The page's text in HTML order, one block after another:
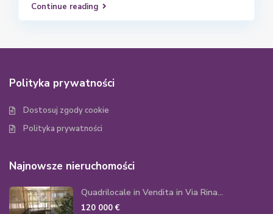
Continue reading
Polityka prywatności
Dostosuj zgody cookie
Polityka prywatności
Najnowsze nieruchomości
Quadrilocale in Vendita in Via Rina...
120 000 €